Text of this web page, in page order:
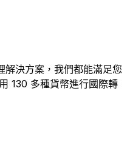
解決方案，我們都能滿足您
130 多種貨幣進行國際轉